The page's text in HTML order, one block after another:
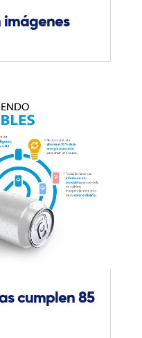
imágenes
cumplen 85